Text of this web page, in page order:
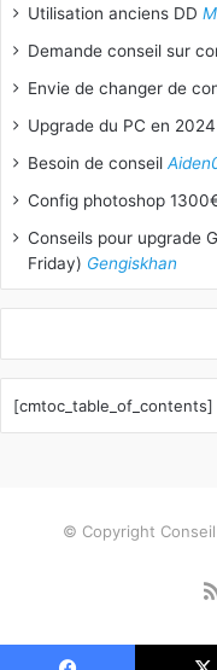
Utilisation anciens DD
Demande conseil sur
Envie de changer de
Upgrade du PC en 2024
Besoin de conseil
Config photoshop
Conseils pour upgrade
Friday) Gengiskhan
[cmtoc_table_of_contents]
© Copyright